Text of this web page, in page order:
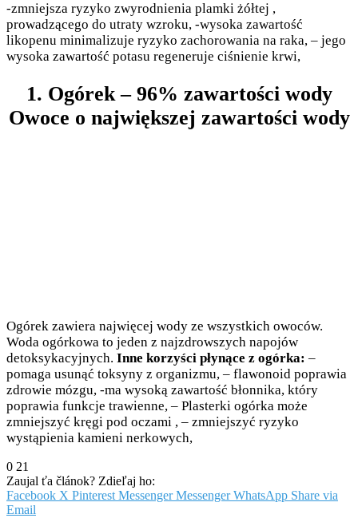
-zmniejsza ryzyko zwyrodnienia plamki żółtej ,
prowadzącego do utraty wzroku, -wysoka zawartość
likopenu minimalizuje ryzyko zachorowania na raka, – jego
wysoka zawartość potasu regeneruje ciśnienie krwi,
1. Ogórek – 96% zawartości wody
Owoce o największej zawartości wody
Ogórek zawiera najwięcej wody ze wszystkich owoców.
Woda ogórkowa to jeden z najzdrowszych napojów
detoksykacyjnych. Inne korzyści płynące z ogórka: –
pomaga usunąć toksyny z organizmu, – flawonoid poprawia
zdrowie mózgu, -ma wysoką zawartość błonnika, który
poprawia funkcje trawienne, – Plasterki ogórka może
zmniejszyć kręgi pod oczami , – zmniejszyć ryzyko
wystąpienia kamieni nerkowych,
0 21
Zaujal ťa článok? Zdieľaj ho:
Facebook X Pinterest Messenger Messenger WhatsApp Share via
Email